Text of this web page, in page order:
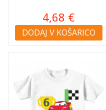
4,68 €
DODAJ V KOŠARICO